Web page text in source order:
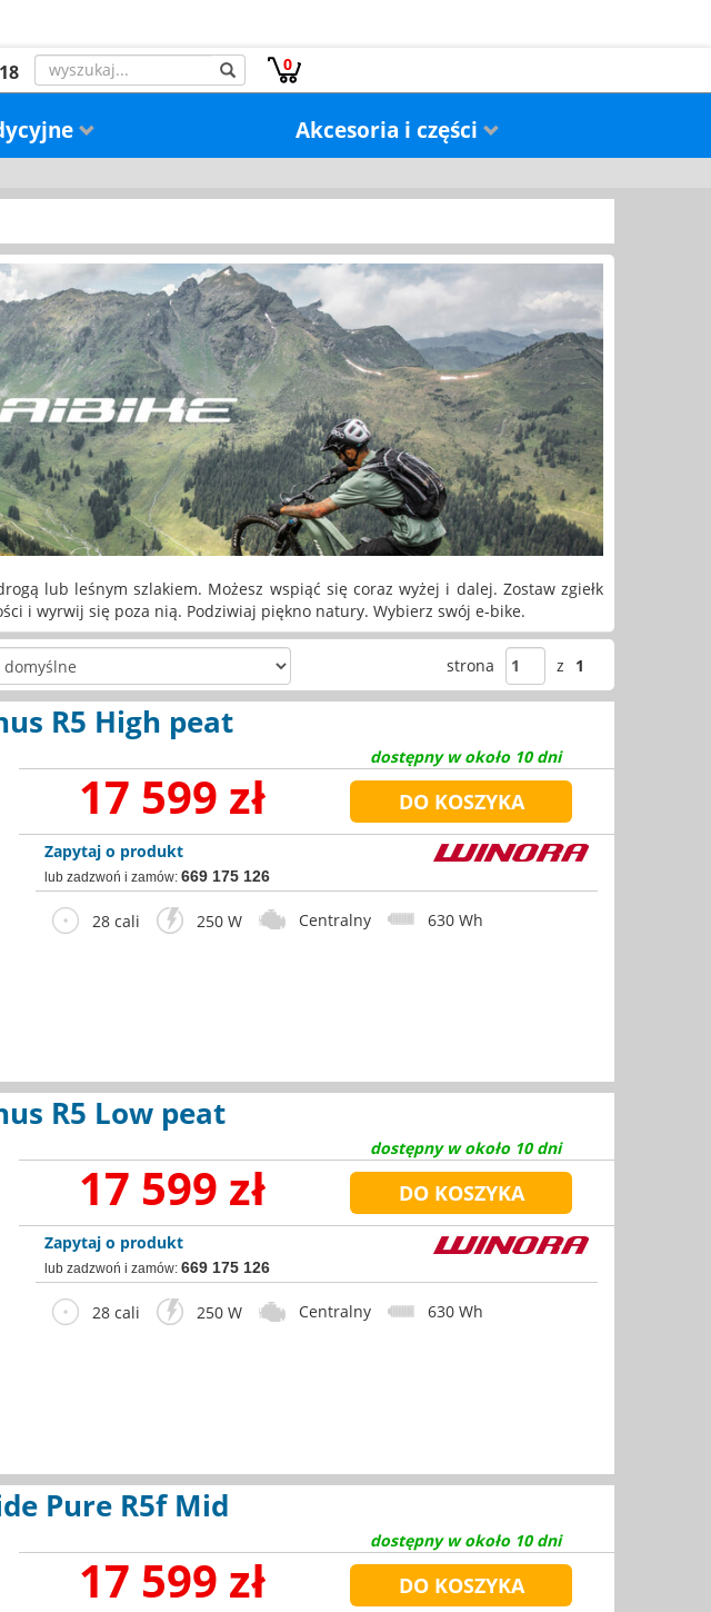
0
Akcesoria i części
lub leśnym szlakiem. Możesz wspiąć się coraz wyżej i dalej. Zostaw zgiełk
i wyrwij się poza nią. Podziwiaj piękno natury. Wybierz swój e-bike.
strona z 1
R5 High peat
dostępny w około 10 dni
17 599 zł
Zapytaj o produkt
lub zadzwoń i zamów:669 175 126
28 cali 250 W Centralny 630 Wh
R5 Low peat
dostępny w około 10 dni
17 599 zł
Zapytaj o produkt
lub zadzwoń i zamów:669 175 126
28 cali 250 W Centralny 630 Wh
Pure R5f Mid
dostępny w około 10 dni
17 599 zł